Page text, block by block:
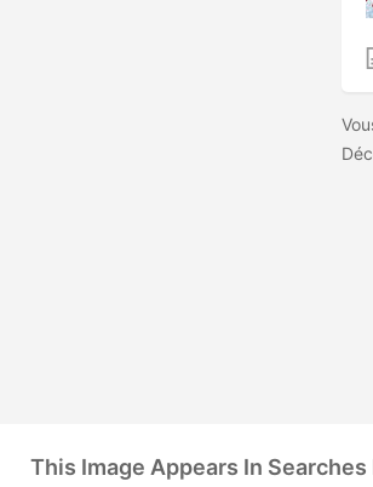
This Image Appears In Searches